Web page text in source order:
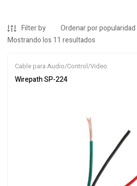
Filter by
Mostrando los 11 resultados
Cable para Audio/Control/Video
Wirepath SP-224